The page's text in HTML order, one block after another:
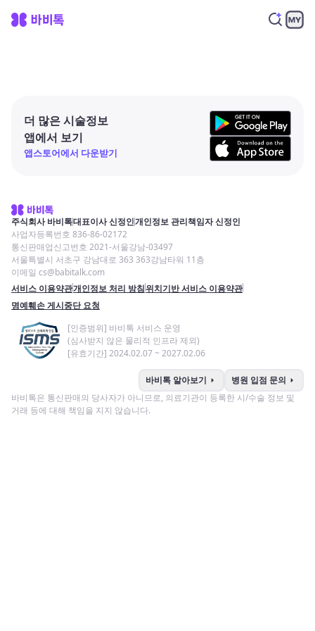
더 많은 시술정보
앱에서 보기
앱스토어에서 다운받기
주식회사 바비톡대표이사 신정인개인정보 관리책임자 신정인
사업자등록번호 836-86-02172
통신판매업신고번호 2021-서울강남-03497
서울특별시 서초구 강남대로 363 363강남타워 11층
이메일 cs@babitalk.com
서비스 이용약관개인정보 처리 방침위치기반 서비스 이용약관
명예훼손 게시중단 요청
[인증범위] 바비톡 서비스 운영
(심사받지 않은 물리적 인프라 제외)
[유효기간] 2024.02.07 ~ 2027.02.06
바비톡 알아보기 arrow_right 병원 입점 문의 arrow_right
바비톡은 통신판매의 당사자가 아니므로, 의료기관이 등록한 시/수술 정보 및
거래 등에 대해 책임을 지지 않습니다.